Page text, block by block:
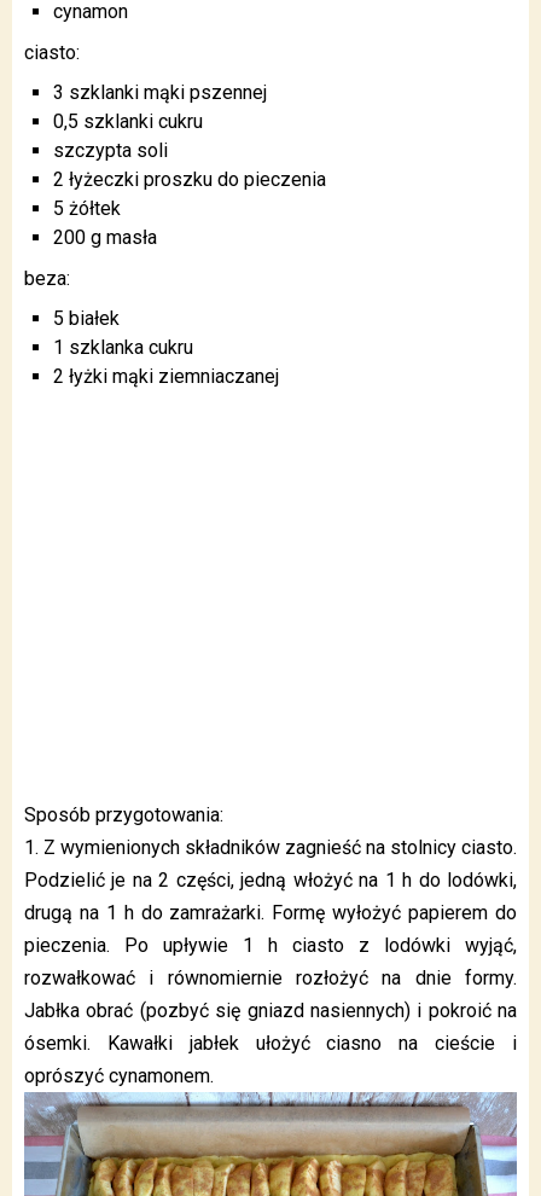
cynamon
ciasto:
3 szklanki mąki pszennej
0,5 szklanki cukru
szczypta soli
2 łyżeczki proszku do pieczenia
5 żółtek
200 g masła
beza:
5 białek
1 szklanka cukru
2 łyżki mąki ziemniaczanej
Sposób przygotowania:
1. Z wymienionych składników zagnieść na stolnicy ciasto.
Podzielić je na 2 części, jedną włożyć na 1 h do lodówki,
drugą na 1 h do zamrażarki. Formę wyłożyć papierem do
pieczenia. Po upływie 1 h ciasto z lodówki wyjąć,
rozwałkować i równomiernie rozłożyć na dnie formy.
Jabłka obrać (pozbyć się gniazd nasiennych) i pokroić na
ósemki. Kawałki jabłek ułożyć ciasno na cieście i
oprószyć cynamonem.